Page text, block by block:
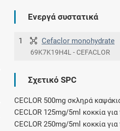
Ενεργά συστατικά
1 Cefaclor monohydrate
69K7K19H4L - CEFACLOR
Σχετικό SPC
CECLOR 500mg σκληρά
CECLOR 125mg/5ml κοκκία
CECLOR 250mg/5ml κοκκία